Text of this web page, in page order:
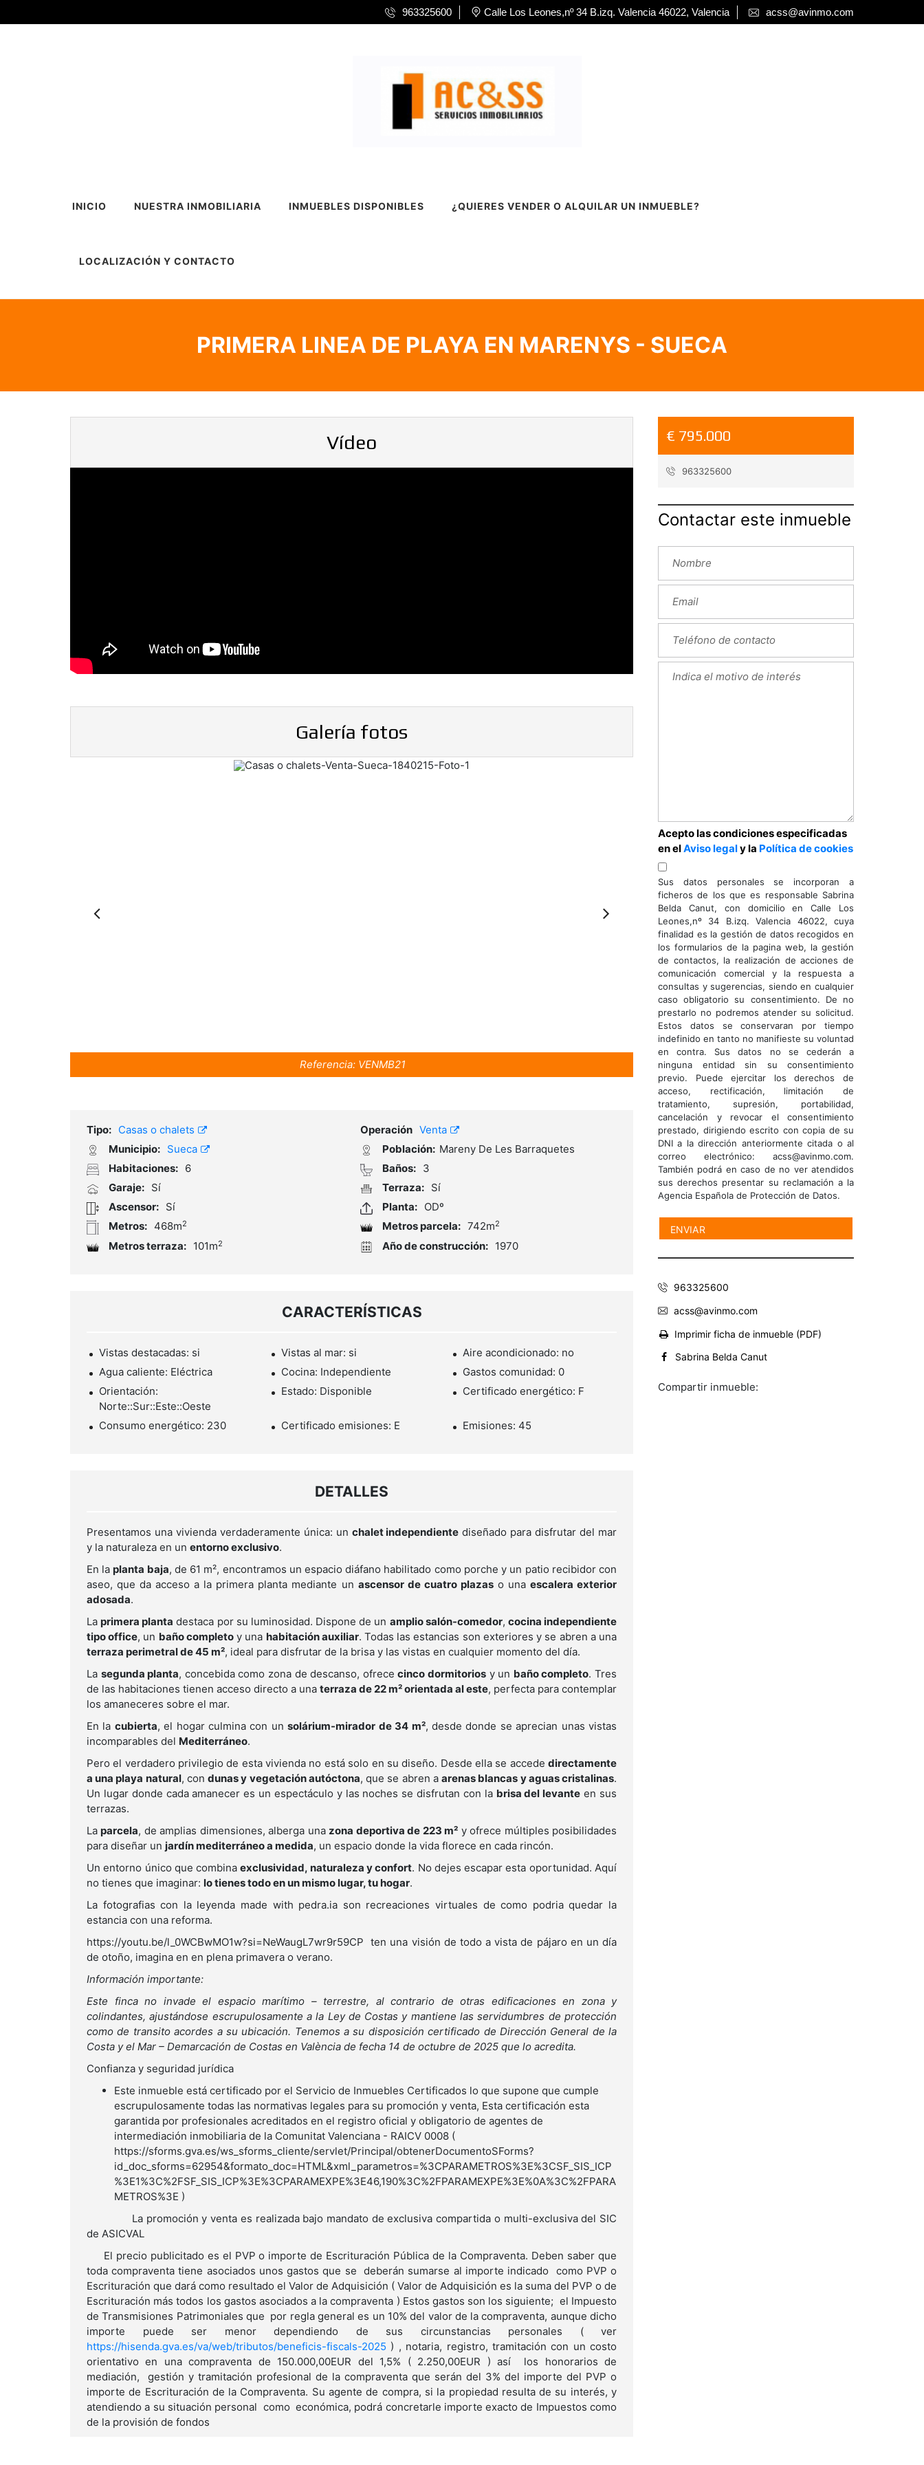
963325600 Calle Los Leones,nº 34 B.izq. Valencia 46022, Valencia acss@avinmo.com
INICIO NUESTRA INMOBILIARIA INMUEBLES DISPONIBLES ¿QUIERES VENDER O ALQUILAR UN INMUEBLE?
LOCALIZACIÓN Y CONTACTO
PRIMERA LINEA DE PLAYA EN MARENYS - SUECA
Vídeo
Galería fotos
Next
Referencia: VENMB21
Tipo: Casas o chalets Operación Venta
Municipio: Sueca Población: Mareny De Les Barraquetes
Habitaciones: 6 Baños:
3
Garaje: Sí Terraza:
Sí
Ascensor: Sí Planta:
ODº
Metros: 468m2 Metros parcela: 742m2
Metros terraza: 101m2 Año de construcción: 1970
CARACTERÍSTICAS
Vistas destacadas: si Vistas al mar: si
Aire acondicionado: no
Agua caliente: Eléctrica
Cocina: Independiente
Gastos comunidad: 0
Orientación:
Norte::Sur::Este::Oeste
Estado: Disponible Certificado energético: F
Consumo energético: 230 Certificado emisiones: E Emisiones: 45
DETALLES
Presentamos una vivienda verdaderamente única: un chalet independiente diseñado para disfrutar del mar
y la naturaleza en un entorno exclusivo.
En la planta baja, de 61 m², encontramos un espacio diáfano habilitado como porche y un patio recibidor con
aseo, que da acceso a la primera planta mediante un ascensor de cuatro plazaso una escalera exterior
adosada.
La primera planta destaca por su luminosidad. Dispone de un amplio salón-comedor, cocina independiente
tipo office, un baño completoy una habitación auxiliar. Todas las estancias son exteriores y se abren a una
terraza perimetral de 45 m², ideal para disfrutar de la brisa y las vistas en cualquier momento del día.
La segunda planta, concebida como zona de descanso, ofrececinco dormitorios y un baño completo. Tres
de las habitaciones tienen acceso directo a una terraza de 22 m² orientada al este, perfecta para contemplar
los amaneceres sobre el mar.
En la cubierta, el hogar culmina con unsolárium-mirador de 34 m², desde donde se aprecian unas vistas
incomparables del Mediterráneo.
Pero el verdadero privilegio de esta vivienda no está solo en su diseño. Desde ella se accede directamente
a una playa natural, condunas y vegetación autóctona, que se abren aarenas blancas y aguas cristalinas.
Un lugar donde cada amanecer es un espectáculo y las noches se disfrutan con la brisa del levante en sus
terrazas.
La parcela, de amplias dimensiones, alberga unazona deportiva de 223 m² y ofrece múltiples posibilidades
para diseñar un jardín mediterráneo a medida, un espacio donde la vida florece en cada rincón.
Un entorno único que combinaexclusividad, naturaleza y confort. No dejes escapar esta oportunidad. Aquí
no tienes que imaginar: lo tienes todo en un mismo lugar, tu hogar.
La fotografias con la leyenda made with pedra.ia son recreaciones virtuales de como podria quedar la
estancia con una reforma.
https://youtu.be/l_0WCBwMO1w?si=NeWaugL7wr9r59CP ten una visión de todo a vista de pájaro en un día
de otoño, imagina en en plena primavera o verano.
Información importante:
Este finca no invade el espacio marítimo – terrestre, al contrario de otras edificaciones en zona y
colindantes, ajustándose escrupulosamente a la Ley de Costas y mantiene las servidumbres de protección
como de transito acordes a su ubicación. Tenemos a su disposición certificado de Dirección General de la
Costa y el Mar – Demarcación de Costas en València de fecha 14 de octubre de 2025 que lo acredita.
Confianza y seguridad jurídica
Este inmueble está certificado por el Servicio de Inmuebles Certificados lo que supone que cumple
escrupulosamente todas las normativas legales para su promoción y venta, Esta certificación esta
garantida por profesionales acreditados en el registro oficial y obligatorio de agentes de
intermediación inmobiliaria de la Comunitat Valenciana - RAICV 0008 (
https://sforms.gva.es/ws_sforms_cliente/servlet/Principal/obtenerDocumentoSForms?
id_doc_sforms=62954&formato_doc=HTML&xml_parametros=%3CPARAMETROS%3E%3CSF_SIS_ICP
%3E1%3C%2FSF_SIS_ICP%3E%3CPARAMEXPE%3E46,190%3C%2FPARAMEXPE%3E%0A%3C%2FPARA
METROS%3E )
La promoción y venta es realizada bajo mandato de exclusiva compartida o multi-exclusiva del SIC
de ASICVAL
El precio publicitado es el PVP o importe de Escrituración Pública de la Compraventa. Deben saber que
toda compraventa tiene asociados unos gastos que se deberán sumarse al importe indicado como PVP o
Escrituración que dará como resultado el Valor de Adquisición ( Valor de Adquisición es la suma del PVP o de
Escrituración más todos los gastos asociados a la compraventa ) Estos gastos son los siguiente; el Impuesto
de Transmisiones Patrimoniales que por regla general es un 10% del valor de la compraventa, aunque dicho
importe puede ser menor dependiendo de sus circunstancias personales ( ver
https://hisenda.gva.es/va/web/tributos/beneficis-fiscals-2025 ) , notaria, registro, tramitación con un costo
orientativo en una compraventa de 150.000,00EUR del 1,5% ( 2.250,00EUR ) así los honorarios de
mediación, gestión y tramitación profesional de la compraventa que serán del 3% del importe del PVP o
importe de Escrituración de la Compraventa. Su agente de compra, si la propiedad resulta de su interés, y
atendiendo a su situación personal como económica, podrá concretarle importe exacto de Impuestos como
de la provisión de fondos
€ 795.000
963325600
Contactar este inmueble
Acepto las condiciones especificadas
en elAviso legaly la Política de cookies
Sus datos personales se incorporan a
ficheros de los que es responsable Sabrina
Belda Canut, con domicilio en Calle Los
Leones,nº 34 B.izq. Valencia 46022, cuya
finalidad es la gestión de datos recogidos en
los formularios de la pagina web, la gestión
de contactos, la realización de acciones de
comunicación comercial y la respuesta a
consultas y sugerencias, siendo en cualquier
caso obligatorio su consentimiento. De no
prestarlo no podremos atender su solicitud.
Estos datos se conservaran por tiempo
indefinido en tanto no manifieste su voluntad
en contra. Sus datos no se cederán a
ninguna entidad sin su consentimiento
previo. Puede ejercitar los derechos de
acceso, rectificación, limitación de
tratamiento, supresión, portabilidad,
cancelación y revocar el consentimiento
prestado, dirigiendo escrito con copia de su
DNI a la dirección anteriormente citada o al
correo electrónico: acss@avinmo.com.
También podrá en caso de no ver atendidos
sus derechos presentar su reclamación a la
Agencia Española de Protección de Datos.
963325600
acss@avinmo.com
Imprimir ficha de inmueble (PDF)
Sabrina Belda Canut
Compartir inmueble: